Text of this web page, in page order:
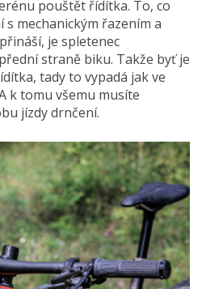
pouštět řídítka. To, co
mechanickým řazením a
je spletenec
straně biku. Takže byť je
tady to vypadá jak ve
k tomu všemu musíte
jízdy drnčení.